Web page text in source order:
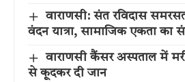
वाराणसी: संत रविदास
वंदन यात्रा, सामाजिक एकता का
वाराणसी कैंसर अस्पताल में
से कूदकर दी जान